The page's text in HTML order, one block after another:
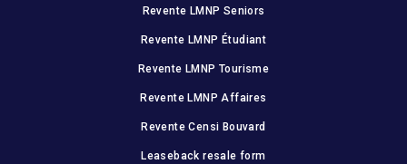
Revente LMNP Seniors
Revente LMNP Étudiant
Revente LMNP Tourisme
Revente LMNP Affaires
Revente Censi Bouvard
Leaseback resale form